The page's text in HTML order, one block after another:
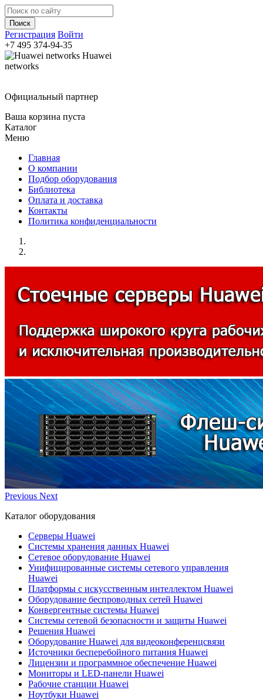
Регистрация Войти
+7 495 374-94-35
Huawei
networks
Официальный партнер
Ваша корзина пуста
Каталог
Меню
Главная
О компании
Подбор оборудования
Библиотека
Оплата и доставка
Контакты
Политика конфиденциальности
Previous Next
Каталог оборудования
Серверы Huawei
Системы хранения данных Huawei
Сетевое оборудование Huawei
Унифицированные системы сетевого управления
Huawei
Платформы с искусственным интеллектом Huawei
Оборудование беспроводных сетей Huawei
Конвергентные системы Huawei
Системы сетевой безопасности и защиты Huawei
Решения Huawei
Оборудование Huawei для видеоконференцсвязи
Источники бесперебойного питания Huawei
Лицензии и программное обеспечение Huawei
Мониторы и LED-панели Huawei
Рабочие станции Huawei
Ноутбуки Huawei